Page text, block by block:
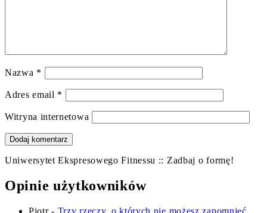
Nazwa *
Adres email *
Witryna internetowa
Uniwersytet Ekspresowego Fitnessu :: Zadbaj o formę!
Opinie użytkowników